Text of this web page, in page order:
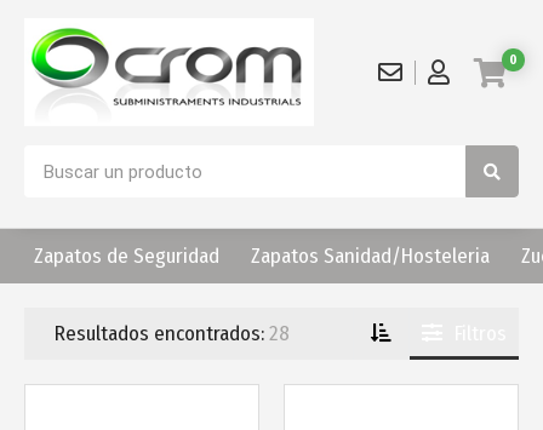
0
Zapatos de Seguridad Zapatos Sanidad/Hosteleria
Resultados encontrados:28